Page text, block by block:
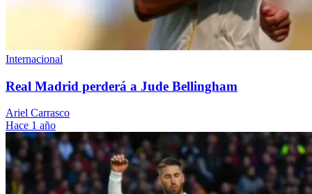
Internacional
Real Madrid perderá a Jude Bellingham
Ariel Carrasco
Hace 1 año